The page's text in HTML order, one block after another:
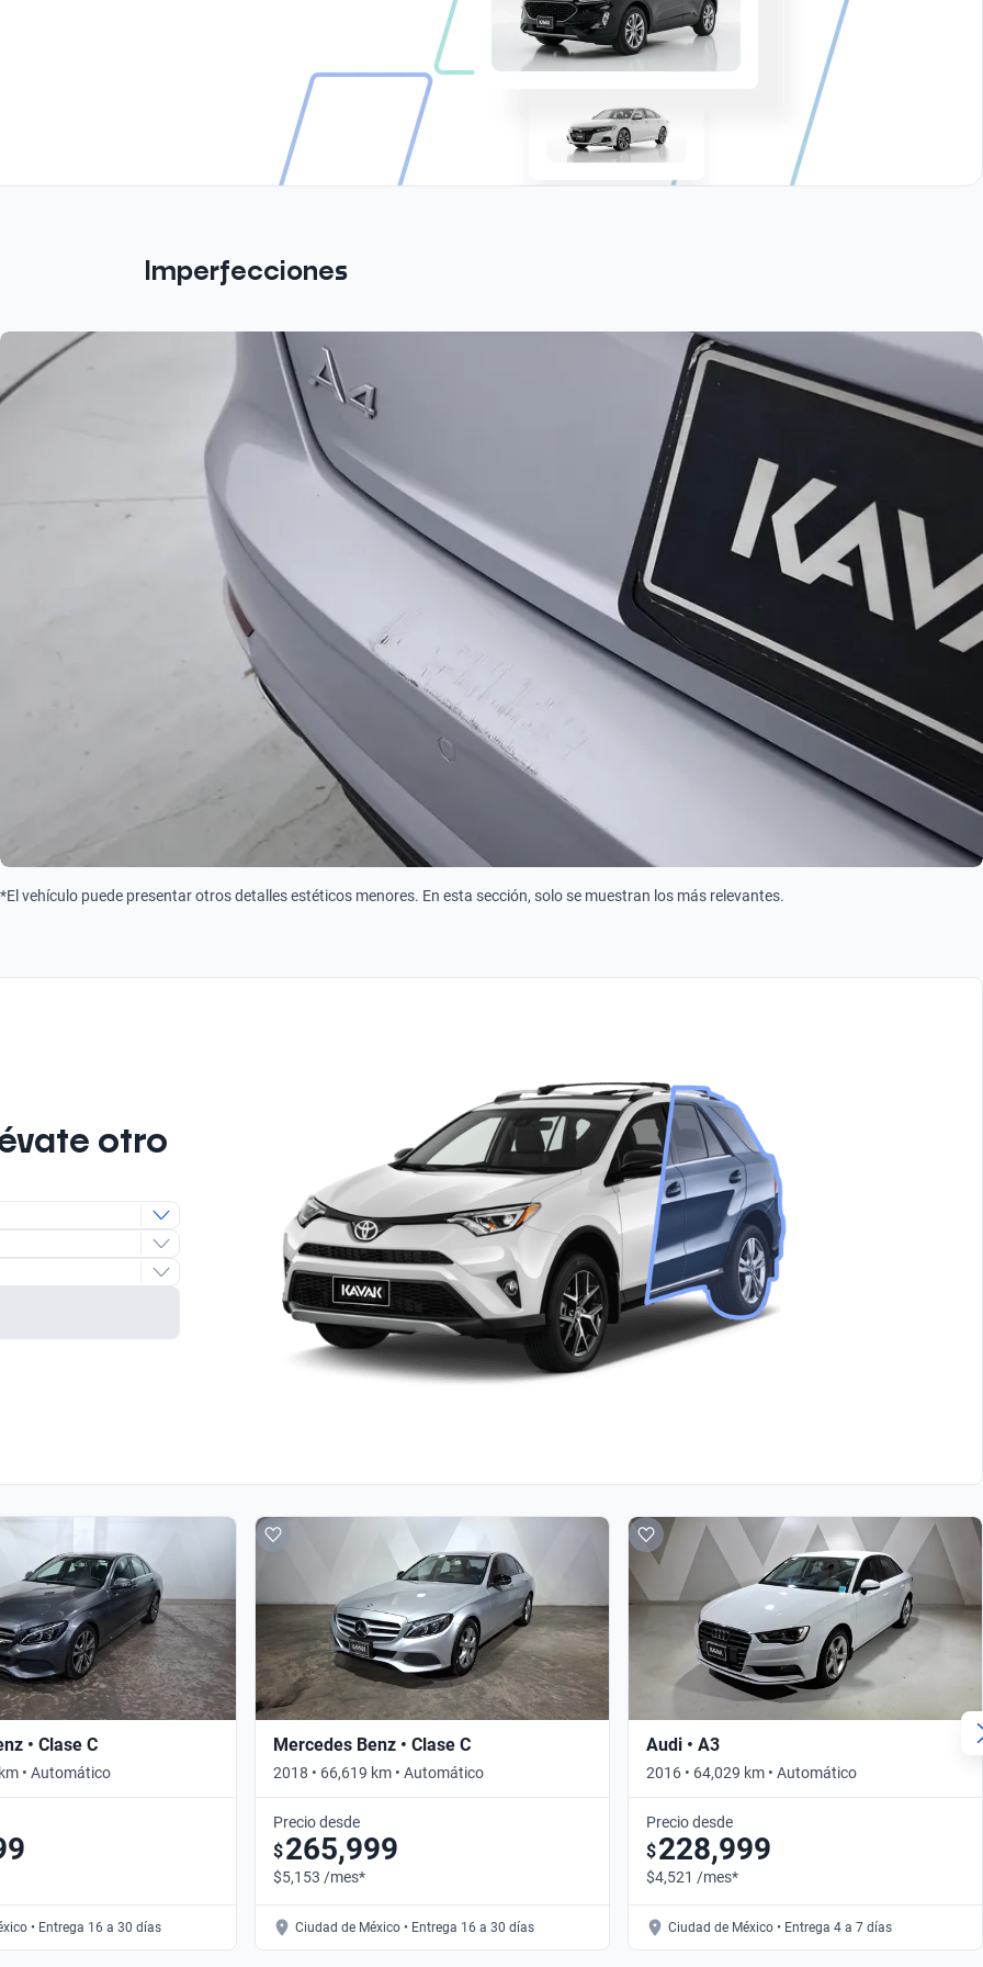
Imperfecciones
*El vehículo puede presentar otros detalles estéticos menores. En esta sección, solo se muestran los más relevantes.
otro
• Clase C
• Automático
• Entrega 16 a 30 días
Mercedes Benz • Clase C
2018 • 66,619 km • Automático
Precio desde
$265,999
$5,153 /mes*
Ciudad de México • Entrega 16 a 30 días
Audi • A3
2016 • 64,029 km • Automático
Precio desde
$228,999
$4,521 /mes*
Ciudad de México • Entrega 4 a 7 días